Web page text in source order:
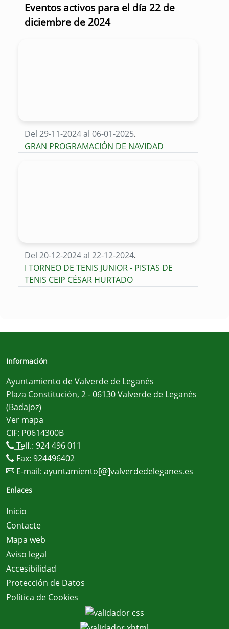
Eventos activos para el día 22 de
diciembre de 2024
Del 29-11-2024 al 06-01-2025.
GRAN PROGRAMACIÓN DE NAVIDAD
Del 20-12-2024 al 22-12-2024.
I TORNEO DE TENIS JUNIOR - PISTAS DE
TENIS CEIP CÉSAR HURTADO
Información
Ayuntamiento de Valverde de Leganés
Plaza Constitución, 2 - 06130 Valverde de Leganés
(Badajoz)
Ver mapa
CIF: P0614300B
Telf.: 924 496 011
Fax: 924496402
E-mail: ayuntamiento[@]valverdedeleganes.es
Enlaces
Inicio
Contacte
Mapa web
Aviso legal
Accesibilidad
Protección de Datos
Política de Cookies